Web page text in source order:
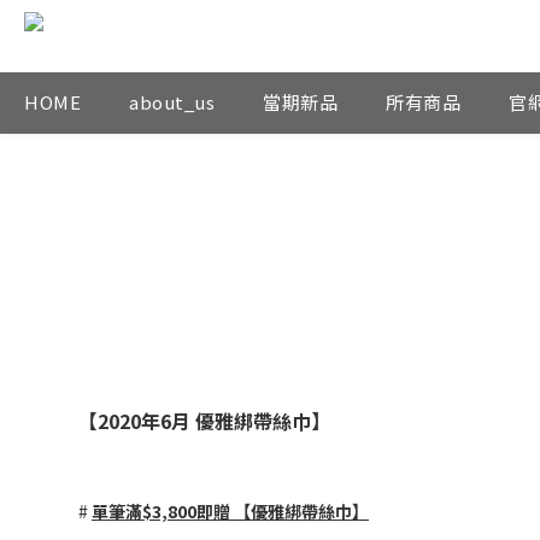
HOME about_us 當期新品 所有商品 官
【2020年6月 優雅綁帶絲巾】
#單筆滿$3,800即贈 【優雅綁帶絲巾】